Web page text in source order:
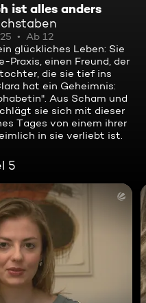
ist alles anders
Ab 12
glückliches Leben: Sie
Praxis, einen Freund, der
die sie tief ins
hat ein Geheimnis:
Aus Scham und
sie sich mit dieser
Tages von einem ihrer
in sie verliebt ist.
5